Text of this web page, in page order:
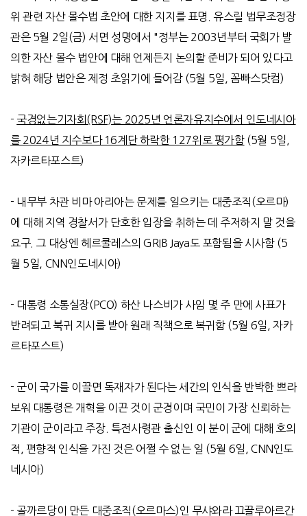
위 관련 자산 몰수법 초안에 대한 지지를 표명
유스릴 법무조정장
관은5월 2일(금) 서면 성명에서 "정부는2003년부터 국회가 발
의한 자산 몰수 법안에 대해 언제든지 논의할 준비가 되어 있다고
밝혀 해당 법안은 제정 초읽기에 들어감(5월 5일 꼼빠스닷컴)
- 국경없는기자회(RSF)는 2025년 언론자유지수에서 인도네시아
를 2024년 지수보다 16계단 하락한 127위로 평가함(5월 5일
자카르타포스트)
- 내무부 차관 비마 아리아는 문제를 일으키는 대중조직(오르마)
에 대해 지역 경찰서가 단호한 입장을 취하는 데 주저하지 말 것을
요구. 그 대상엔 헤르쿨레스의 GRIB Jaya도 포함됨을 시사함(5
월 5일 , CNN인도네시아)
- 대통령 소통실장(PCO) 하산 나스비가 사임 몇 주 만에 사표가
반려되고 북귀 지시를 받아 원래 직책으로 복귀함(5월 6일 ,자카
르타포스트)
- 군이 국가를 이끌면 독재자가 된다는 세간의 인식을 반박한 쁘라
보워 대통령은 개혁을 이끈 것이 군경이며 국민이 가장 신뢰하는
기관이 군이라고 주장. 특전사령관 출신인 이 분이 군에 대해 호의
적
편향적 인식을 가진 것은 어쩔 수 없는 일 (5월 6일 , CNN인도
네시아)
- 골까르당이 만든 대중조직(오르마스)인 무샤와라 끄끌루아르간